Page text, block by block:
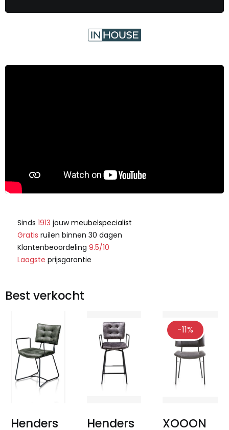
Sinds 1913 jouwmeubelspecialist
Gratis ruilen binnen 30 dagen
Klantenbeoordeling 9.5/10
Laagste prijsgarantie
Best verkocht
Henders
Henders
-11%
XOOON